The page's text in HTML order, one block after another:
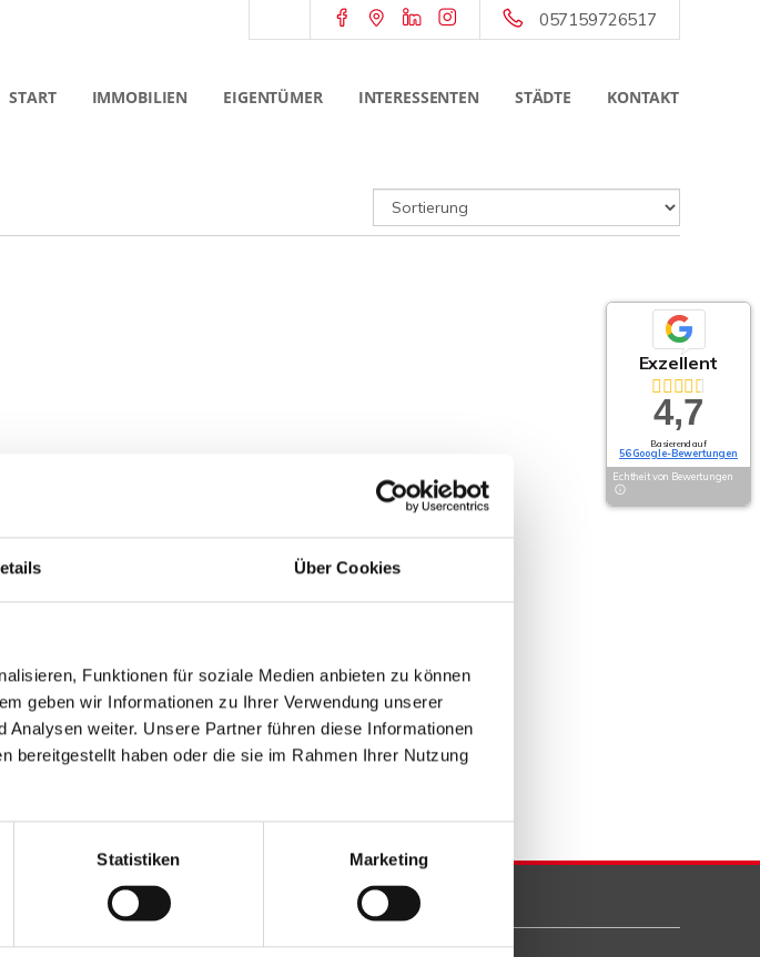
Über Cookies
Funktionen für soziale Medien anbieten zu können
geben wir Informationen zu Ihrer Verwendung unserer
weiter. Unsere Partner führen diese Informationen
bereitgestellt haben oder die sie im Rahmen Ihrer Nutzung
Statistiken Marketing
057159726517
START IMMOBILIEN EIGENTÜMER INTERESSENTEN STÄDTE KONTAKT
Exzellent
4,7
Basierend auf
56 Google-Bewertungen
Echtheit von Bewertungen